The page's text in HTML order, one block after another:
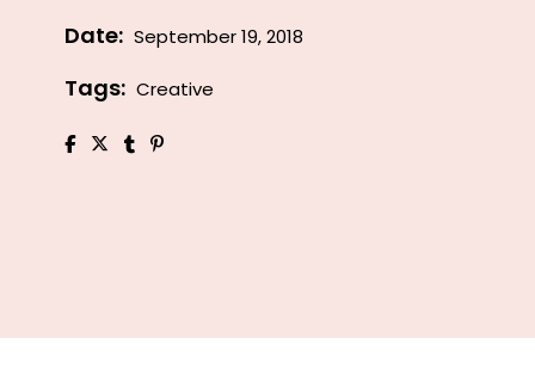
Date: September 19, 2018
Tags: Creative